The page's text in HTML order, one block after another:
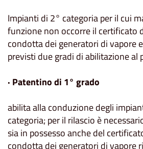
Impianti di 2° categoria per il cui
funzione non occorre il certificato
condotta dei generatori di vapore
previsti due gradi di abilitazione al
· Patentino di 1° grado
abilita alla conduzione degli
categoria; per il rilascio è
sia in possesso anche del
condotta dei generatori di vapore